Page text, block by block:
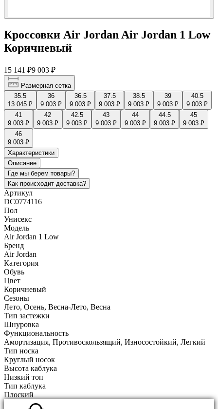
Кроссовки Air Jordan Air Jordan 1 Low
Коричневый
15 141 ₽9 003 ₽
Размерная сетка
35.5
13 045 ₽
36
9 003 ₽
36.5
9 003 ₽
37.5
9 003 ₽
38.5
9 003 ₽
39
9 003 ₽
40.5
9 003 ₽
41
9 003 ₽
42
9 003 ₽
42.5
9 003 ₽
43
9 003 ₽
44
9 003 ₽
44.5
9 003 ₽
45
9 003 ₽
46
9 003 ₽
Характеристики
Описание
Где мы берем товары?
Как происходит доставка?
Артикул
DC0774116
Пол
Унисекс
Модель
Air Jordan 1 Low
Бренд
Air Jordan
Категория
Обувь
Цвет
Коричневый
Сезоны
Лето, Осень, Весна-Лето, Весна
Тип застежки
Шнуровка
Функциональность
Амортизация, Противоскользящий, Износостойкий, Легкий
Тип носка
Круглый носок
Высота каблука
Низкий топ
Тип каблука
Плоский